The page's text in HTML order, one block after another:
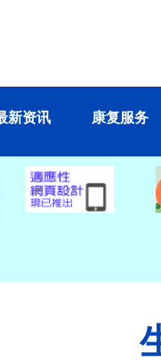
新资讯 康复服务